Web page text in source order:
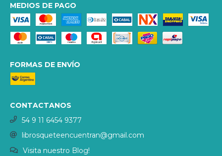
MEDIOS DE PAGO
FORMAS DE ENVÍO
CONTACTANOS
54 9 11 6454 9377
librosqueteencuentran@gmail.com
Visita nuestro Blog!